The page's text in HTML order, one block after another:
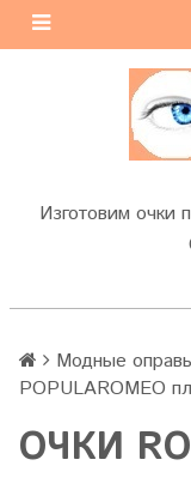
Изготовим очки
Модные
POPULAROMEO
OЧКИ